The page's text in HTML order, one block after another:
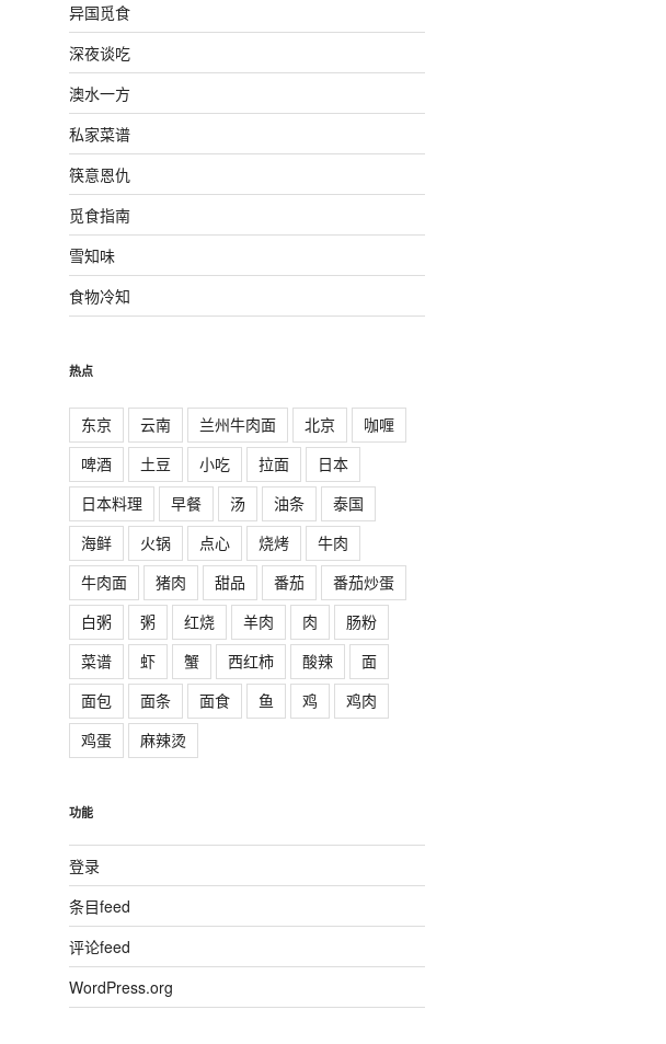
异国觅食
深夜谈吃
澳水一方
私家菜谱
筷意恩仇
觅食指南
雪知味
食物冷知
热点
东京 云南 兰州牛肉面 北京
咖喱
啤酒
土豆 小吃 拉面
日本
日本料理
早餐 汤 油条
泰国
海鲜
火锅 点心 烧烤
牛肉
牛肉面
猪肉 甜品 番茄
番茄炒蛋
白粥
粥 红烧 羊肉 肉
肠粉
菜谱
虾 蟹 西红柿 酸辣
面
面包
面条 面食 鱼 鸡
鸡肉
鸡蛋
麻辣烫
功能
登录
条目feed
评论feed
WordPress.org